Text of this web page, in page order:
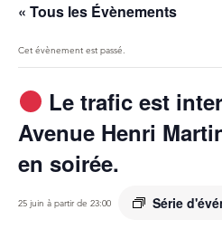
« Tous les Évènements
Cet évènement est passé.
Le trafic est
Avenue Henri
en soirée.
25 juin à partir de 23:00 Série